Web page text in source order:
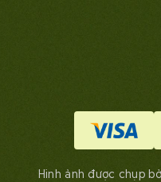
Hình ảnh được chụp